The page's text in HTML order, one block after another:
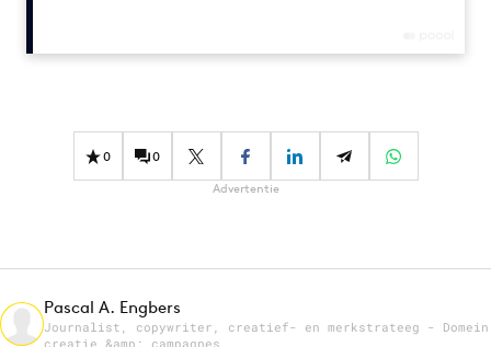
Effectiviteit
Gedragsverandering
Martech
Media
Merkstrategie
0 0
Advertentie
Pascal A. Engbers
Journalist, copywriter, creatief- en merkstrateeg - Domein
creatie &amp; campagnes